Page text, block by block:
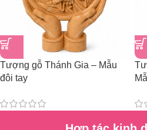
Tượng gỗ Thánh Gia – Mẫu
đôi tay